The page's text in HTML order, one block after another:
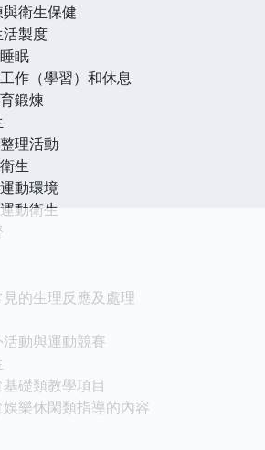
衛生保健
製度
眠
作（學習）和休息
鍛煉
理活動
生
動環境
動衛生
的生理反應及處理
動與運動競賽
礎類教學項目
樂休閑類指導的內容